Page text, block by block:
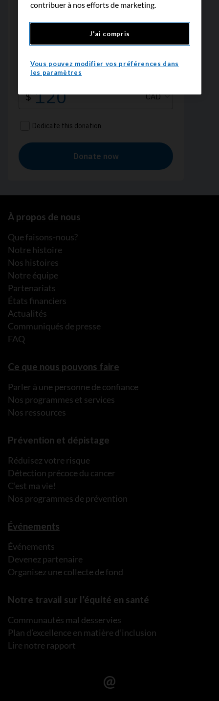
À propos de nous
Que faisons-nous?
Notre histoire
Nos histoires
Notre équipe
Partenariats
États financiers
Actualités
Communiqués de presse
FAQ
Ce que nous pouvons faire
Parler à une personne de confiance
Nos programmes et services
Nos ressources
Prévention et dépistage
Réduisez votre risque
Détection précoce du cancer
C’est ma vie!
Nos programmes de prévention
Événements
Événements
Devenez partenaire
Organisez une collecte de fond
Notre travail sur l’équité en santé
Communautés mal desservies
Plan d’excellence en matière d’inclusion
Lire notre rapport
contribuer à nos efforts de marketing.
J'ai compris
Vous pouvez modifier vos préférences dans
les paramètres